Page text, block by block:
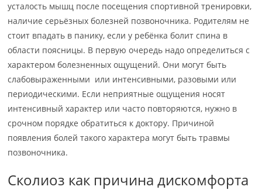
усталость мышц после посещения спортивной тренировки,
наличие серьёзных болезней позвоночника. Родителям не
стоит впадать в панику, если у ребёнка болит спина в
области поясницы. В первую очередь надо определиться с
характером болезненных ощущений. Они могут быть
слабовыраженными или интенсивными, разовыми или
периодическими. Если неприятные ощущения носят
интенсивный характер или часто повторяются, нужно в
срочном порядке обратиться к доктору. Причиной
появления болей такого характера могут быть травмы
позвоночника.
Сколиоз как причина дискомфорта